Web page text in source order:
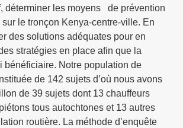
déterminer les moyens de prévention
le tronçon Kenya-centre-ville. En
des solutions adéquates pour en
stratégies en place afin que la
bénéficiaire. Notre population de
de 142 sujets d’où nous avons
de 39 sujets dont 13 chauffeurs
tous autochtones et 13 autres
routière. La méthode d’enquête